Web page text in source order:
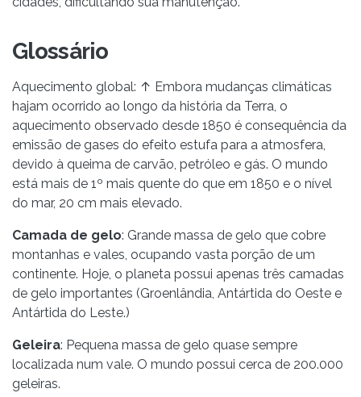
Glossário
Aquecimento global: ↑ Embora mudanças climáticas
hajam ocorrido ao longo da história da Terra, o
aquecimento observado desde 1850 é consequência da
emissão de gases do efeito estufa para a atmosfera,
devido à queima de carvão, petróleo e gás. O mundo
está mais de 1º mais quente do que em 1850 e o nível
do mar, 20 cm mais elevado.
Camada de gelo: Grande massa de gelo que cobre
montanhas e vales, ocupando vasta porção de um
continente. Hoje, o planeta possui apenas três camadas
de gelo importantes (Groenlândia, Antártida do Oeste e
Antártida do Leste.)
Geleira: Pequena massa de gelo quase sempre
localizada num vale. O mundo possui cerca de 200.000
geleiras.